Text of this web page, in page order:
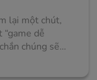
lại một chút,
dễ
chúng sẽ
đấy! Sáu tựa
và giới tính.